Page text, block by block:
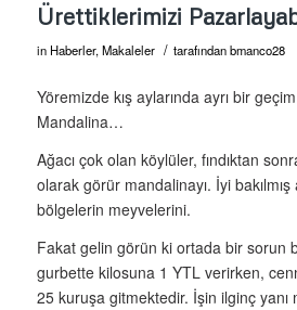
Ürettiklerimizi
in Haberler,Makaleler / tarafındanbmanco28
Yöremizde kış aylarında ayrı bir geçim
Mandalina…
Ağacı çok olan köylüler, fındıktan
olarak görür mandalinayı. İyi
bölgelerin meyvelerini.
Fakat gelin görün ki ortada bir sorun
gurbette kilosuna 1 YTL verirken,
25 kuruşa gitmektedir. İşin ilginç